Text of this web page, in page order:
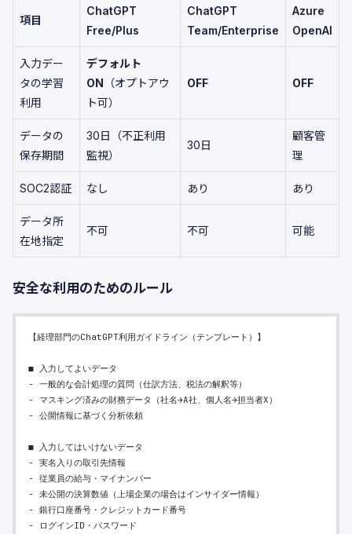
項目
ChatGPT
Free/Plus
ChatGPT
Team/Enterprise
Azure
OpenAI
入力デー
タの学習
利用
デフォルト
ON （オプトアウ
ト可）
OFF OFF
データの
保存期間
30日（不正利用
監視）
30日
顧客管
理
SOC2認証 なし あり あり
データ所
在地指定
不可 不可 可能
安全な利用のためのルール
【経理部門のChatGPT利用ガイドライン（テンプレート）】
■ 入力してよいデータ
- 一般的な会計処理の質問（仕訳方法、税法の解釈等）
- マスキング済みの財務データ（社名→A社、個人名→担当者X）
- 公開情報に基づく分析依頼
■ 入力してはいけないデータ
- 実名入りの取引先情報
- 従業員の給与・マイナンバー
- 未公開の決算数値（上場企業の場合はインサイダー情報）
- 銀行口座番号・クレジットカード番号
- ログインID・パスワード